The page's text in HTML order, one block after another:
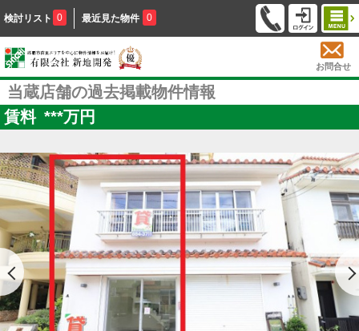
検討リスト 0 最近見た物件 0
お問合せ
当蔵店舗の過去掲載物件情報
賃料 ***万円